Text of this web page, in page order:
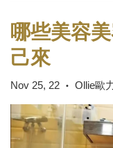
哪些美容
己來
Nov 25, 22 • Ollie歐